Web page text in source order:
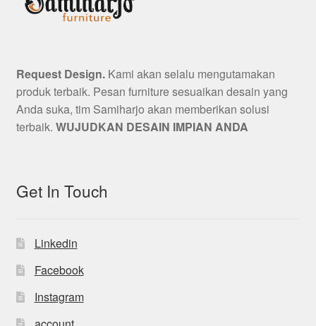
Request Design.Kami akan selalu mengutamakan
produk terbaik. Pesan furniture sesuaikan desain yang
Anda suka, tim Samiharjo akan memberikan solusi
terbaik. WUJUDKAN DESAIN IMPIAN ANDA
Get In Touch
Linkedin
Facebook
Instagram